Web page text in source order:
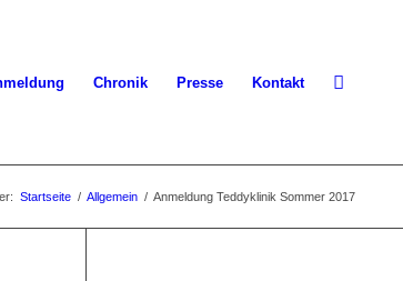
Chronik Presse Kontakt
Startseite / Allgemein / Anmeldung Teddyklinik Sommer 2017